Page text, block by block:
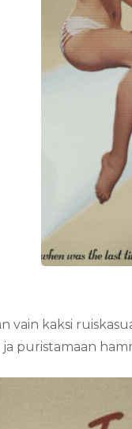
vain kaksi
puristamaan